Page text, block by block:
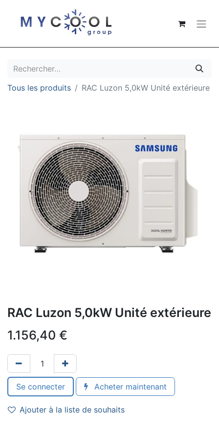
Tous les produits RAC Luzon 5,0kW Unité extérieure
RAC Luzon 5,0kW Unité extérieure
1.156,40 €
Se connecter Acheter maintenant
Ajouter à la liste de souhaits